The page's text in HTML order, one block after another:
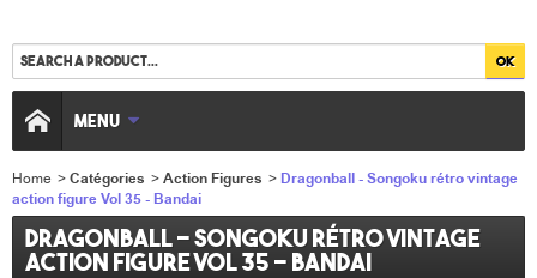
MENU
Home >Catégories >Action Figures > Dragonball - Songoku rétro vintage
action figure Vol 35 - Bandai
Dragonball - Songoku rétro vintage
action figure Vol 35 - Bandai